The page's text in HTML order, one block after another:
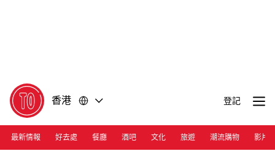
香港 登記
最新情報 好去處 餐廳 酒吧 文化 旅遊 潮流購物 影片
Photograph: Courtesy Co Thanh